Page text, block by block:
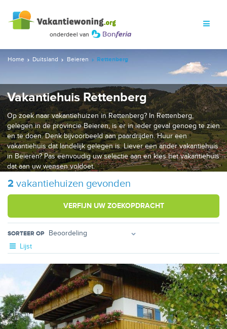
Home Duitsland Beieren Rettenberg
Vakantiehuis Rettenberg
Op zoek naar vakantiehuizen in Rettenberg? In Rettenberg,
gelegen in de provincie Beieren, is er in ieder geval genoeg te zien
en te doen. Denk bijvoorbeeld aan paardrijden. Huur een
vakantiehuis dat landelijk gelegen is. Liever een ander vakantiehuis
in Beieren? Pas eenvoudig uw selectie aan en kies het vakantiehuis
dat aan uw wensen voldoet.
2 vakantiehuizen gevonden
VERFIJN UW ZOEKOPDRACHT
SORTEER OP
Lijst